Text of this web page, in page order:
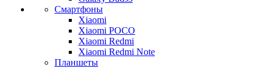
Смартфоны
Xiaomi
Xiaomi POCO
Xiaomi Redmi
Xiaomi Redmi Note
Планшеты